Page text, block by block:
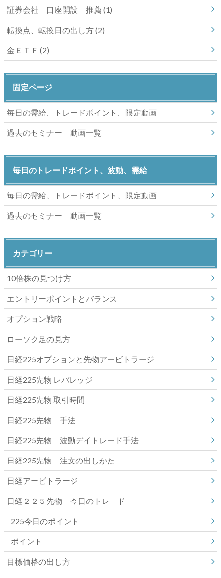
証券会社 口座開設 推薦(1)
転換点、転換日の出し方(2)
金ＥＴＦ (2)
固定ページ
毎日の需給、トレードポイント、限定動画
過去のセミナー 動画一覧
毎日のトレードポイント、波動、需給
毎日の需給、トレードポイント、限定動画
過去のセミナー 動画一覧
カテゴリー
10倍株の見つけ方
エントリーポイントとバランス
オプション戦略
ローソク足の見方
日経225オプションと先物アービトラージ
日経225先物 レバレッジ
日経225先物 取引時間
日経225先物 手法
日経225先物 波動デイトレード手法
日経225先物 注文の出しかた
日経アービトラージ
日経２２５先物 今日のトレード
225今日のポイント
ポイント
目標価格の出し方